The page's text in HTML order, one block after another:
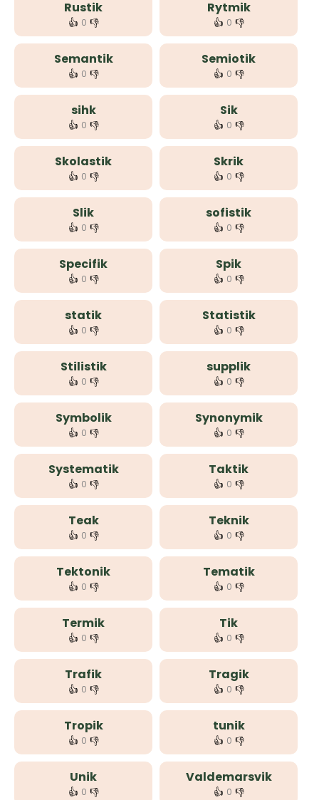
Rustik
👍 0 👎
Rytmik
👍 0 👎
Semantik
👍 0 👎
Semiotik
👍 0 👎
sihk
👍 0 👎
Sik
👍 0 👎
Skolastik
👍 0 👎
Skrik
👍 0 👎
Slik
👍 0 👎
sofistik
👍 0 👎
Specifik
👍 0 👎
Spik
👍 0 👎
statik
👍 0 👎
Statistik
👍 0 👎
Stilistik
👍 0 👎
supplik
👍 0 👎
Symbolik
👍 0 👎
Synonymik
👍 0 👎
Systematik
👍 0 👎
Taktik
👍 0 👎
Teak
👍 0 👎
Teknik
👍 0 👎
Tektonik
👍 0 👎
Tematik
👍 0 👎
Termik
👍 0 👎
Tik
👍 0 👎
Trafik
👍 0 👎
Tragik
👍 0 👎
Tropik
👍 0 👎
tunik
👍 0 👎
Unik
👍 0 👎
Valdemarsvik
👍 0 👎